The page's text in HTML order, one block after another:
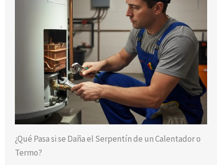
¿Qué Pasa si se Daña el Serpentín de un Calentador o
Termo?